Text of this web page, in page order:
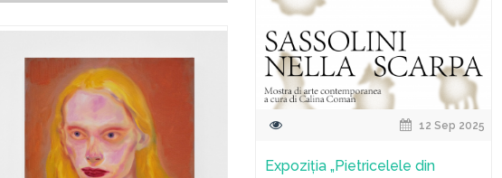
12 Sep 2025
Expoziția „Pietricelele din